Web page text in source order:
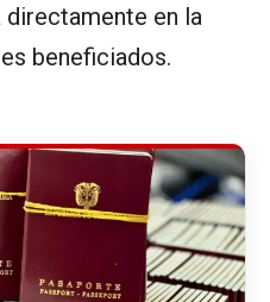
en la
beneficiados.